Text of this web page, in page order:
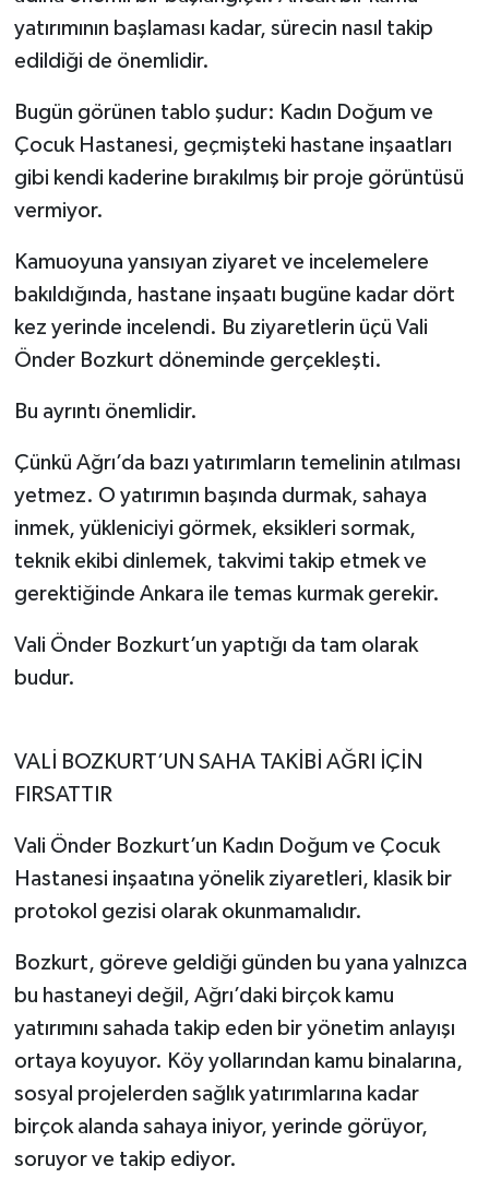
yatırımının başlaması kadar, sürecin nasıl takip
edildiği de önemlidir.
Bugün görünen tablo şudur: Kadın Doğum ve
Çocuk Hastanesi, geçmişteki hastane inşaatları
gibi kendi kaderine bırakılmış bir proje görüntüsü
vermiyor.
Kamuoyuna yansıyan ziyaret ve incelemelere
bakıldığında, hastane inşaatı bugüne kadar dört
kez yerinde incelendi. Bu ziyaretlerin üçü Vali
Önder Bozkurt döneminde gerçekleşti.
Bu ayrıntı önemlidir.
Çünkü Ağrı’da bazı yatırımların temelinin atılması
yetmez. O yatırımın başında durmak, sahaya
inmek, yükleniciyi görmek, eksikleri sormak,
teknik ekibi dinlemek, takvimi takip etmek ve
gerektiğinde Ankara ile temas kurmak gerekir.
Vali Önder Bozkurt’un yaptığı da tam olarak
budur.
VALİ BOZKURT’UN SAHA TAKİBİ AĞRI İÇİN
FIRSATTIR
Vali Önder Bozkurt’un Kadın Doğum ve Çocuk
Hastanesi inşaatına yönelik ziyaretleri, klasik bir
protokol gezisi olarak okunmamalıdır.
Bozkurt, göreve geldiği günden bu yana yalnızca
bu hastaneyi değil, Ağrı’daki birçok kamu
yatırımını sahada takip eden bir yönetim anlayışı
ortaya koyuyor. Köy yollarından kamu binalarına,
sosyal projelerden sağlık yatırımlarına kadar
birçok alanda sahaya iniyor, yerinde görüyor,
soruyor ve takip ediyor.